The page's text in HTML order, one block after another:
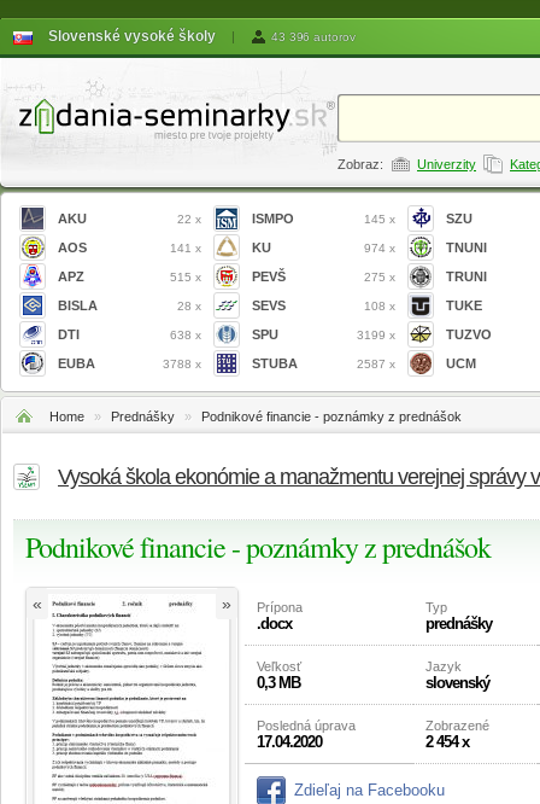
Slovenské vysoké školy | 43 396 autorov
Zobraz: Univerzity
AKU 22 x
AOS 141 x
APZ 515 x
BISLA 28 x
DTI 638 x
EUBA 3788 x
ISMPO 145 x
KU 974 x
PEVŠ 275 x
SEVS 108 x
SPU 3199 x
STUBA 2587 x
SZU
TNUNI
TRUNI
TUKE
TUZVO
UCM
Home » Prednášky » Podnikové financie - poznámky z prednášok
Vysoká škola ekonómie a manažmentu verejnej správy
Podnikové financie - poznámky z prednášok
« » Prípona
.docx
Typ
prednášky
Veľkosť
0,3 MB
Jazyk
slovenský
Posledná úprava
17.04.2020
Zobrazené
2 454 x
Zdieľaj na Facebooku